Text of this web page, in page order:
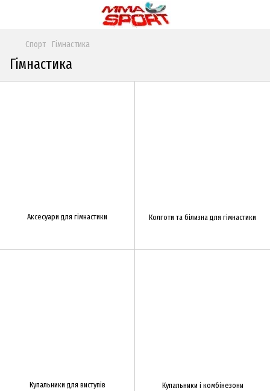
Спорт Гімнастика
Гімнастика
Аксесуари для гімнастики Колготи та білизна для гімнастики
Купальники для виступів
Купальники і комбінезони